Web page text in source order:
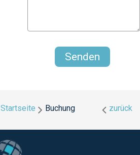
Startseite Buchung zurück